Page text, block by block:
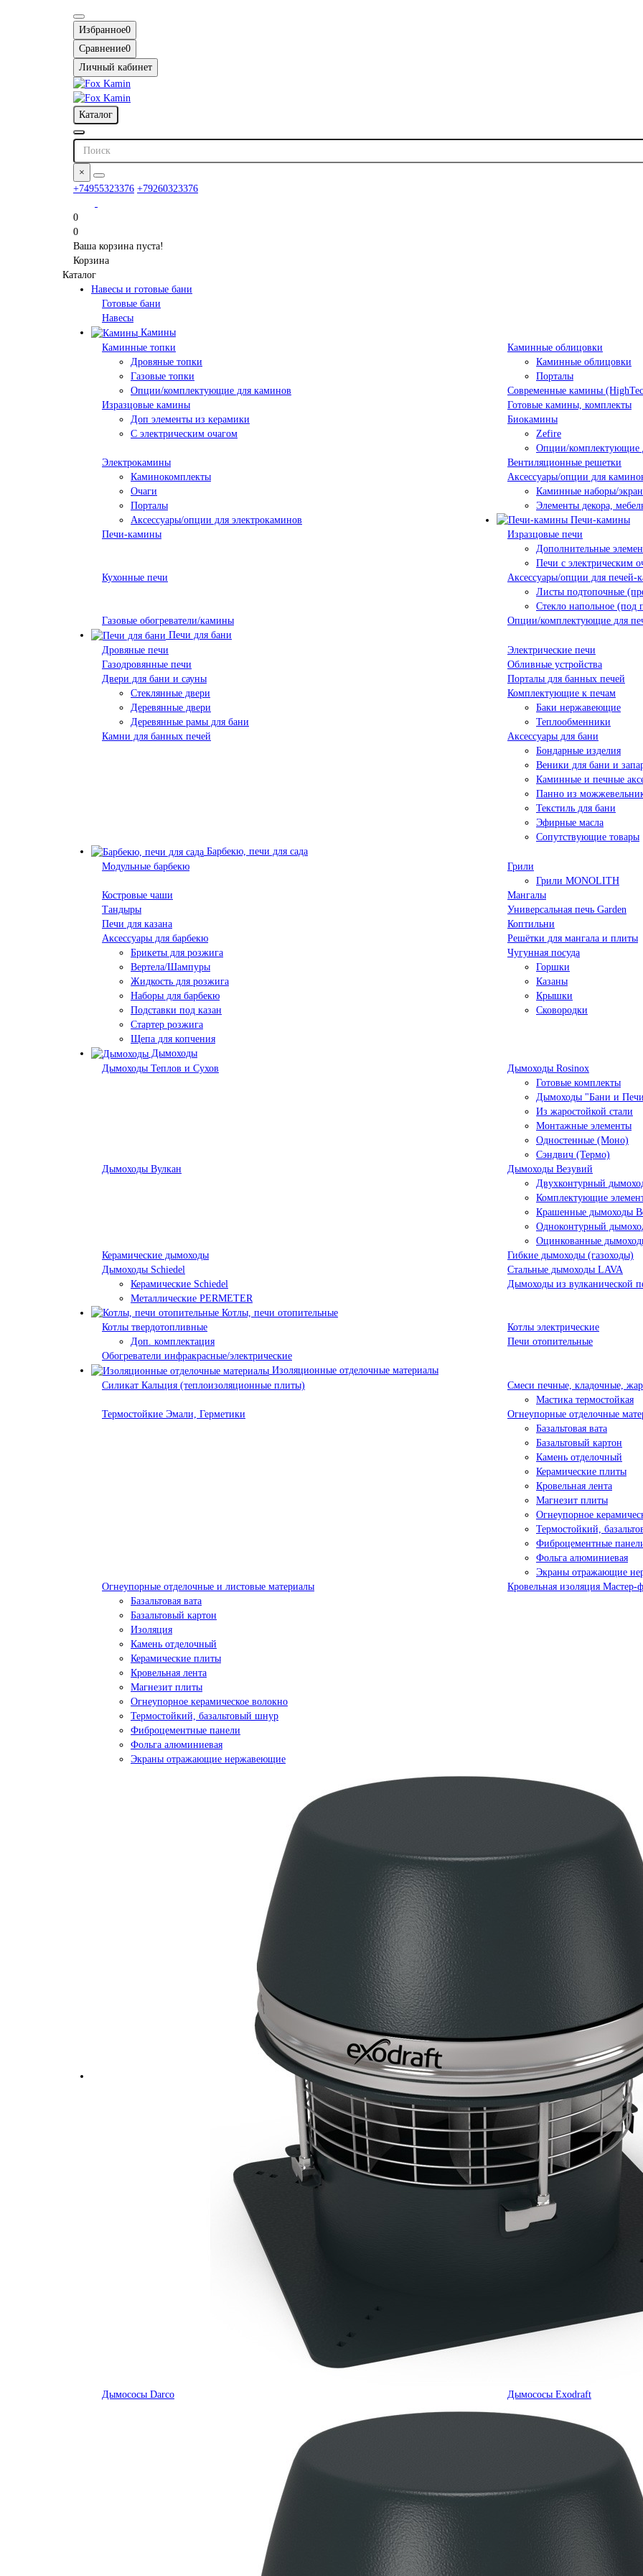
Избранное0
Сравнение0
Личный кабинет
Каталог
×
+74955323376 +79260323376
0
0
Ваша корзина пуста!
Корзина
Каталог
Навесы и готовые бани
Готовые бани
Навесы
Камины
Каминные топки
Дровяные топки
Газовые топки
Опции/комплектующие для каминов
Каминные облицовки
Каминные облицовки
Порталы
Современные камины
Изразцовые камины
Доп элементы из керамики
С электрическим очагом
Готовые камины, комплекты
Биокамины
Zefire
Опции/комплектующие
Электрокамины
Каминокомплекты
Очаги
Порталы
Аксессуары/опции для электрокаминов
Вентиляционные решетки
Аксессуары/опции для
Каминные наборы/
Элементы декора,
Печи-камины
Печи-камины
Изразцовые печи
Дополнительные
Печи с электрическим
Кухонные печи
Аксессуары/опции для печей-
Листы подтопочные
Стекло напольное (под
Газовые обогреватели/камины
Опции/комплектующие для
Печи для бани
Дровяные печи
Электрические печи
Газодровянные печи
Обливные устройства
Двери для бани и сауны
Стеклянные двери
Деревянные двери
Деревянные рамы для бани
Порталы для банных печей
Комплектующие к печам
Баки нержавеющие
Теплообменники
Камни для банных печей
Аксессуары для бани
Бондарные изделия
Веники для бани и
Каминные и печные
Панно из
Текстиль для бани
Эфирные масла
Сопутствующие товары
Барбекю, печи для сада
Модульные барбекю
Грили
Грили MONOLITH
Костровые чаши
Мангалы
Тандыры
Универсальная печь Garden
Печи для казана
Коптильни
Аксессуары для барбекю
Брикеты для розжига
Вертела/Шампуры
Жидкость для розжига
Наборы для барбекю
Подставки под казан
Стартер розжига
Щепа для копчения
Решётки для мангала и плиты
Чугунная посуда
Горшки
Казаны
Крышки
Сковородки
Дымоходы
Дымоходы Теплов и Сухов
Дымоходы Rosinox
Готовые комплекты
Дымоходы "Бани и
Из жаростойкой стали
Монтажные элементы
Одностенные (Моно)
Сэндвич (Термо)
Дымоходы Вулкан
Дымоходы Везувий
Двухконтурный
Комплектующие
Крашенные дымоходы
Одноконтурный
Оцинкованные
Керамические дымоходы
Гибкие дымоходы (газоходы)
Дымоходы Schiedel
Керамические Schiedel
Металлические PERMETER
Стальные дымоходы LAVA
Дымоходы из вулканической
Котлы, печи отопительные
Котлы твердотопливные
Доп. комплектация
Котлы электрические
Печи отопительные
Обогреватели инфракрасные/электрические
Изоляционные отделочные материалы
Силикат Кальция (теплоизоляционные плиты)
Смеси печные, кладочные,
Мастика термостойкая
Термостойкие Эмали, Герметики
Огнеупорные отделочные
Базальтовая вата
Базальтовый картон
Камень отделочный
Керамические плиты
Кровельная лента
Магнезит плиты
Огнеупорное
Термостойкий,
Фиброцементные
Фольга алюминиевая
Экраны отражающие
Огнеупорные отделочные и листовые материалы
Базальтовая вата
Базальтовый картон
Изоляция
Камень отделочный
Керамические плиты
Кровельная лента
Магнезит плиты
Огнеупорное керамическое волокно
Термостойкий, базальтовый шнур
Фиброцементные панели
Фольга алюминиевая
Экраны отражающие нержавеющие
Кровельная изоляция Мастер-
Дымососы Darco Дымососы Exodraft